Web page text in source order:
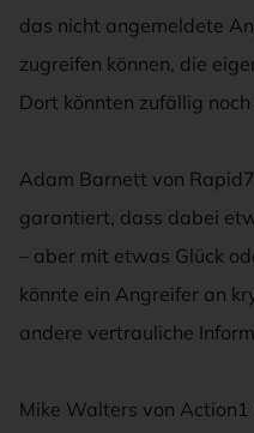
das nicht angemeldete
zugreifen können, die
Dort könnten zufällig
Adam Barnett von
garantiert, dass dabei
– aber mit etwas Glück
könnte ein Angreifer an
andere vertrauliche
Mike Walters von